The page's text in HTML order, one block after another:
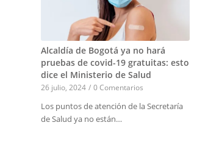
Alcaldía de Bogotá ya no hará
pruebas de covid-19 gratuitas: esto
dice el Ministerio de Salud
26 julio, 2024 / 0 Comentarios
Los puntos de atención de la Secretaría
de Salud ya no están…